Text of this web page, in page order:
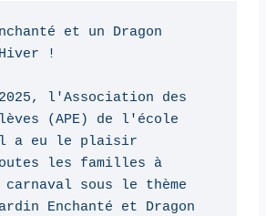
et un Dragon
!
l'Association des
(APE) de l'école
a eu le plaisir
les familles à
sous le thème
Enchanté et Dragon